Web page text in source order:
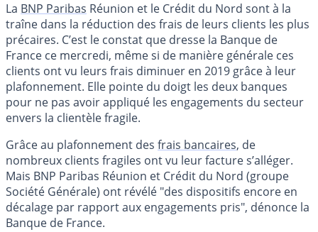
La BNP Paribas Réunion et le Crédit du Nord sont à la
traîne dans la réduction des frais de leurs clients les plus
précaires. C’est le constat que dresse la Banque de
France ce mercredi, même si de manière générale ces
clients ont vu leurs frais diminuer en 2019 grâce à leur
plafonnement. Elle pointe du doigt les deux banques
pour ne pas avoir appliqué les engagements du secteur
envers la clientèle fragile.
Grâce au plafonnement des frais bancaires, de
nombreux clients fragiles ont vu leur facture s’alléger.
Mais BNP Paribas Réunion et Crédit du Nord (groupe
Société Générale) ont révélé "des dispositifs encore en
décalage par rapport aux engagements pris", dénonce la
Banque de France.